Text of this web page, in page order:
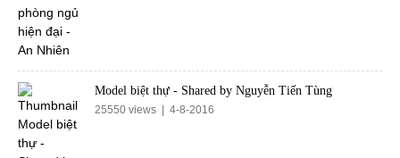
Model biệt thự - Shared by Nguyễn Tiến Tùng
25550 views | 4-8-2016